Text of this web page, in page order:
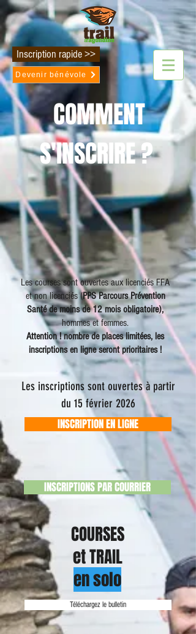
Inscription rapide >>
Devenir bénévole
COMMENT
S'INSCRIRE ?
Les courses sont ouvertes aux licenciés FFA
et non licenciés (PPS Parcours Prévention
Santé de moins de 12 mois obligatoire),
hommes et femmes.
Attention ! nombre de places limitées, les
inscriptions en ligne seront prioritaires !
Les inscriptions sont ouvertes à partir
du 15 février 2026
INSCRIPTION EN LIGNE
INSCRIPTIONS PAR COURRIER
COURSES
et TRAIL
en solo
Téléchargez le bulletin